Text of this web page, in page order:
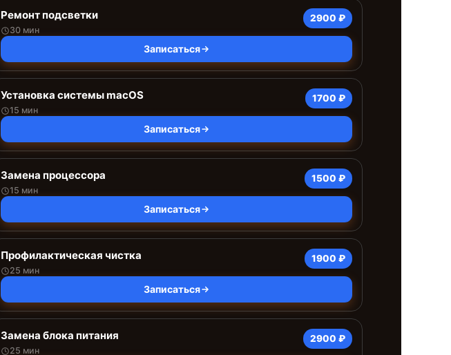
Ремонт подсветки
30 мин
2900 ₽
Записаться
Установка системы macOS
15 мин
1700 ₽
Записаться
Замена процессора
15 мин
1500 ₽
Записаться
Профилактическая чистка
25 мин
1900 ₽
Записаться
Замена блока питания
25 мин
2900 ₽